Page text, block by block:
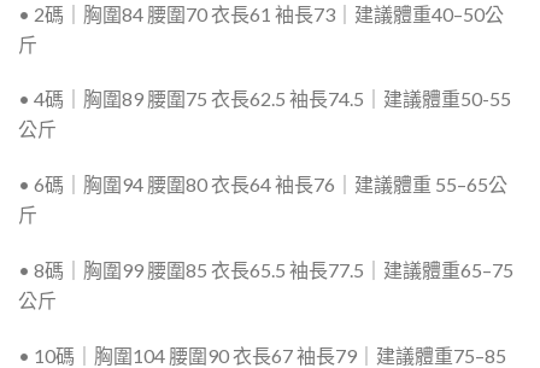
• 2碼｜胸圍84 腰圍70衣長61 袖長73 ｜建議體重40–50公
斤
• 4碼｜胸圍89 腰圍75 衣長62.5 袖長74.5 ｜建議體重50-55
公斤
• 6碼｜胸圍94 腰圍80衣長64袖長76 ｜建議體重 55–65公
斤
• 8碼｜胸圍99 腰圍85 衣長65.5 袖長77.5 ｜建議體重65–75
公斤
• 10碼｜胸圍104 腰圍90衣長67袖長79 ｜建議體重75–85